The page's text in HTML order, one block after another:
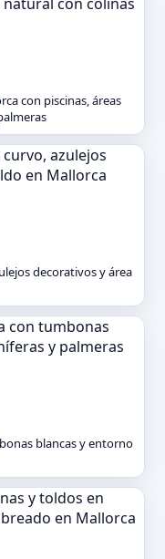
con piscinas, áreas
decorativos y área
blancas y entorno